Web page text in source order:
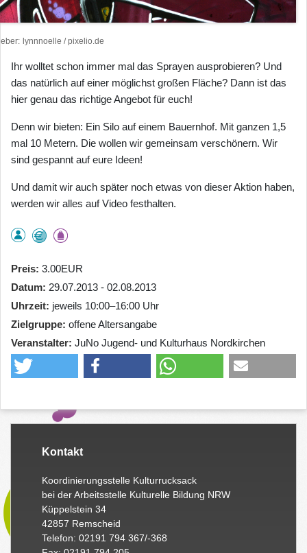
lynnnoelle / pixelio.de
Ihr wolltet schon immer mal das Sprayen ausprobieren? Und
das natürlich auf einer möglichst großen Fläche? Dann ist das
hier genau das richtige Angebot für euch!
Denn wir bieten: Ein Silo auf einem Bauernhof. Mit ganzen 1,5
mal 10 Metern. Die wollen wir gemeinsam verschönern. Wir
sind gespannt auf eure Ideen!
Und damit wir auch später noch etwas von dieser Aktion haben,
werden wir alles auf Video festhalten.
Preis 3.00EUR
Datum 29.07.2013 - 02.08.2013
Uhrzeit jeweils 10:00–16:00 Uhr
Zielgruppe offene Altersangabe
Veranstalter JuNo Jugend- und Kulturhaus Nordkirchen
Kontakt
Koordinierungsstelle Kulturrucksack
bei der Arbeitsstelle Kulturelle Bildung NRW
Küppelstein 34
42857 Remscheid
Telefon: 02191 794 367/-368